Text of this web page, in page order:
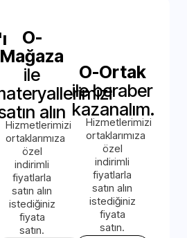
O-
Mağaza
ile
alın
Hizmetlerimizi
ortaklarımıza
özel
indirimli
fiyatlarla
satın alın
istediğiniz
fiyata
satın.
O-Ortak
ile beraber
kazanalım.
Hizmetlerimizi
ortaklarımıza
özel
indirimli
fiyatlarla
satın alın
istediğiniz
fiyata
satın.